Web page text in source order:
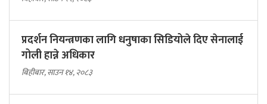
प्रदर्शन नियन्त्रणका लागि धनुषाका सिडियोले दिए सेनालाई
गोली हान्ने अधिकार
बिहीबार, साउन १४, २०८३